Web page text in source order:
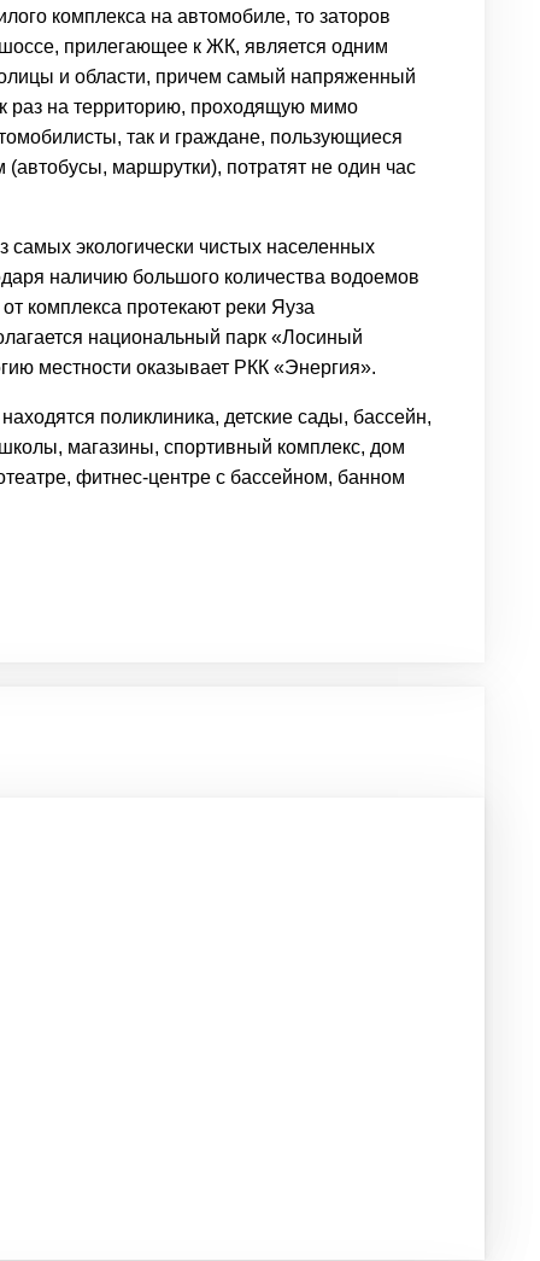
комплекса на автомобиле, то заторов
прилегающее к ЖК, является одним
и области, причем самый напряженный
раз на территорию, проходящую мимо
так и граждане, пользующиеся
маршрутки), потратят не один час
экологически чистых населенных
наличию большого количества водоемов
комплекса протекают реки Яуза
национальный парк «Лосиный
местности оказывает РКК «Энергия».
поликлиника, детские сады, бассейн,
магазины, спортивный комплекс, дом
фитнес-центре с бассейном, банном